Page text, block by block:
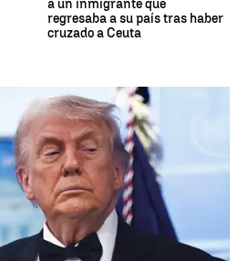
a un inmigrante que
regresaba a su país tras haber
cruzado a Ceuta